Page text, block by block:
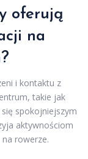
oferują
na
i kontaktu z
takie jak
spokojniejszym
aktywnościom
rowerze.